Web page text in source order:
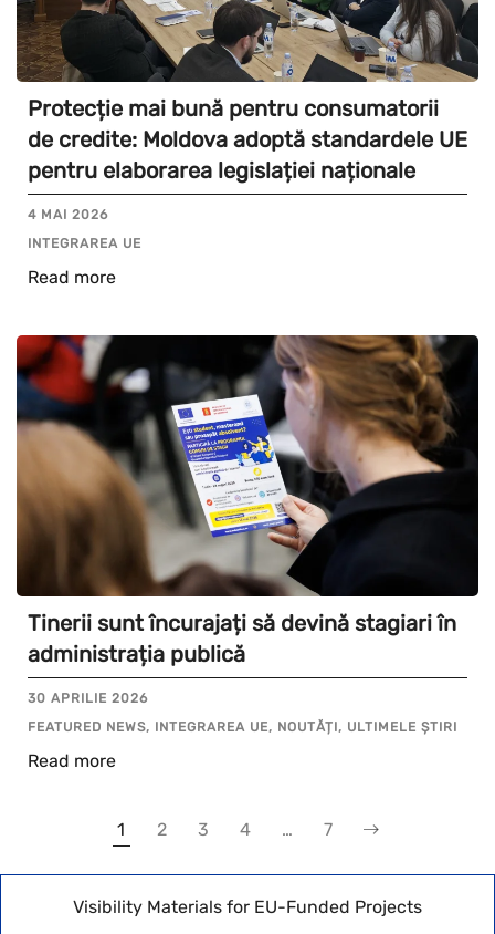
Protecție mai bună pentru consumatorii
de credite: Moldova adoptă standardele UE
pentru elaborarea legislației naționale
4 MAI 2026
INTEGRAREA UE
Read more
Tinerii sunt încurajați să devină stagiari în
administrația publică
30 APRILIE 2026
FEATURED NEWS, INTEGRAREA UE, NOUTĂȚI, ULTIMELE ȘTIRI
Read more
1 2 3 4 … 7
Visibility Materials for EU-Funded Projects